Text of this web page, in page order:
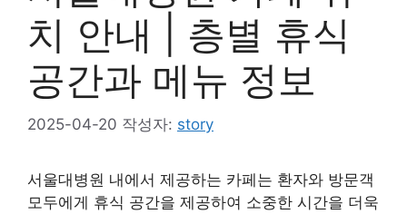
치 안내 | 층별 휴식
공간과 메뉴 정보
2025-04-20 작성자: story
서울대병원 내에서 제공하는 카페는 환자와 방문객
모두에게 휴식 공간을 제공하여 소중한 시간을 더욱